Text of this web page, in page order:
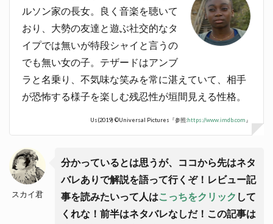
ルソン家の長女。良く音楽を聴いて
おり、大勢の友達と遊ぶ社交的なタ
イプでは無いが特段シャイと言うの
でも無い女の子。テザードはアンブ
ラと名乗り、不気味な笑みを常に湛えていて、相手
が恐怖する様子を楽しむ残忍性が垣間見える性格。
Us(2019) ©Universal Pictures『参照:https://www.imdb.com 』
スカイ君
分かっているとは思うが、ココから先はネタ
バレありで解説を語って行くぞ！レビュー記
事を読みたいって人はこっちをクリック して
くれな！前半はネタバレなしだ！この記事は